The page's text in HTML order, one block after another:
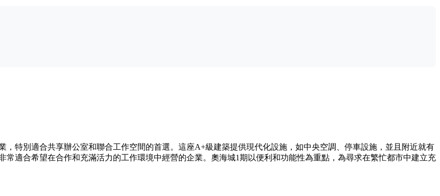
，特別適合共享辦公室和聯合工作空間的首選。這座A+級建築提供現代化設施，如中央空調、停車設施，並且附近就有
適合希望在合作和充滿活力的工作環境中經營的企業。奧海城1期以便利和功能性為重點，為尋求在繁忙都市中建立充